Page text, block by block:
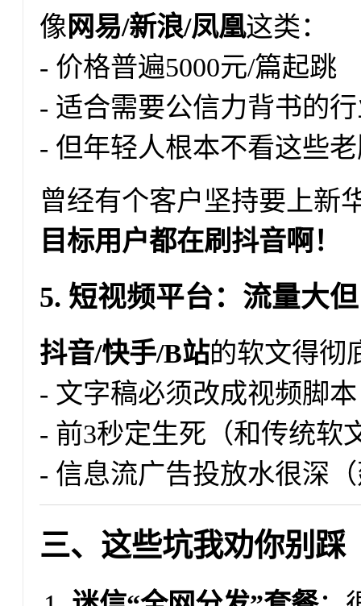
像 网易/新浪/凤凰这类：
- 价格普遍5000元/篇起跳
- 适合需要公信力背书的
- 但年轻人根本不看这些
曾经有个客户坚持要上
目标用户都在刷抖音啊！
5. 短视频平台：流量大
抖音/快手/B站的软文得彻
- 文字稿必须改成视频脚本
- 前3秒定生死（和传统软
- 信息流广告投放水很深
三、这些坑我劝你别踩